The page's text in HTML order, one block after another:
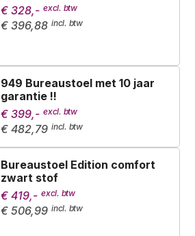
€ 328,-
€ 396,88
949 Bureaustoel met 10 jaar
garantie !!
€ 399,-
€ 482,79
Bureaustoel Edition comfort
zwart stof
€ 419,-
€ 506,99